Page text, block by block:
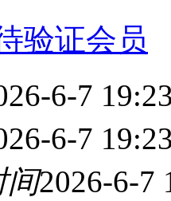
验证会员
6-7
6-7
间2026-6-7